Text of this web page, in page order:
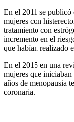
En el 2011 se publicó
mujeres con
tratamiento con
incremento en el
que habían realizado
En el 2015 en una
mujeres que
años de menopausia
coronaria.